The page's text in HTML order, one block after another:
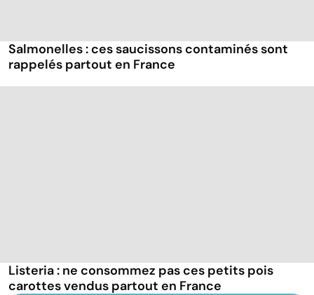
Salmonelles : ces saucissons contaminés sont
rappelés partout en France
Listeria : ne consommez pas ces petits pois
carottes vendus partout en France